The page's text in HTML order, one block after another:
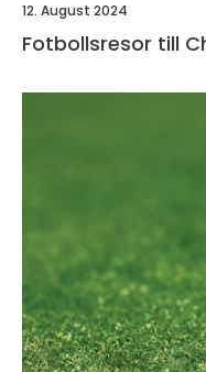
12. August 2024
Fotbollsresor till